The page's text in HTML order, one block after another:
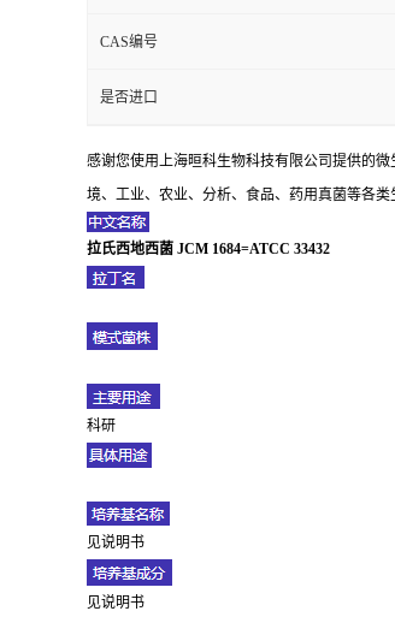
CAS编号
是否进口
感谢您使用上海晅科生物科技有限公司提供的
境、工业、农业、分析、食品、药用真菌等各
拉氏西地西菌 JCM 1684=ATCC 33432
科研
见说明书
见说明书